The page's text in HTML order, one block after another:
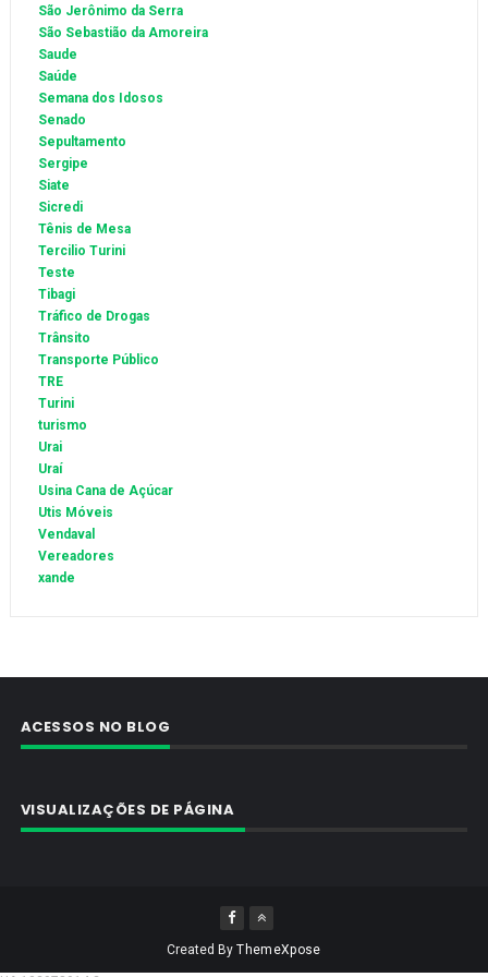
São Jerônimo da Serra
São Sebastião da Amoreira
Saude
Saúde
Semana dos Idosos
Senado
Sepultamento
Sergipe
Siate
Sicredi
Tênis de Mesa
Tercilio Turini
Teste
Tibagi
Tráfico de Drogas
Trânsito
Transporte Público
TRE
Turini
turismo
Urai
Uraí
Usina Cana de Açúcar
Utis Móveis
Vendaval
Vereadores
xande
ACESSOS NO BLOG
VISUALIZAÇÕES DE PÁGINA
Created ByThemeXpose